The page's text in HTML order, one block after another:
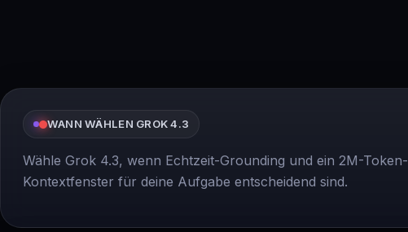
WANN WÄHLEN GROK 4.3
Wähle Grok 4.3, wenn Echtzeit-Grounding und ein 2M-Token-
Kontextfenster für deine Aufgabe entscheidend sind.